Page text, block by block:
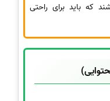
که باید برای راحتی